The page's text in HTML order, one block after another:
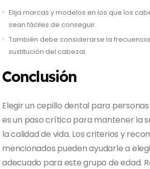
Elija marcas y modelos en los que los
sean fáciles de conseguir.
También debe considerarse la
sustitución del cabezal.
Conclusión
Elegir un cepillo dental para
es un paso crítico para mantener la
la calidad de vida. Los criterios y
mencionados pueden ayudarle a
adecuado para este grupo de edad.